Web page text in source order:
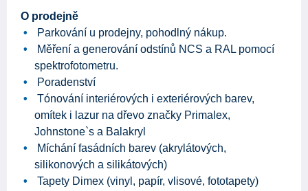
O prodejně
Parkování u prodejny, pohodlný nákup.
Měření a generování odstínů NCS a RAL pomocí
spektrofotometru.
Poradenství
Tónování interiérových i exteriérových barev,
omítek i lazur na dřevo značky Primalex,
Johnstone`s a Balakryl
Míchání fasádních barev (akrylátových,
silikonových a silikátových)
Tapety Dimex (vinyl, papír, vlisové, fototapety)